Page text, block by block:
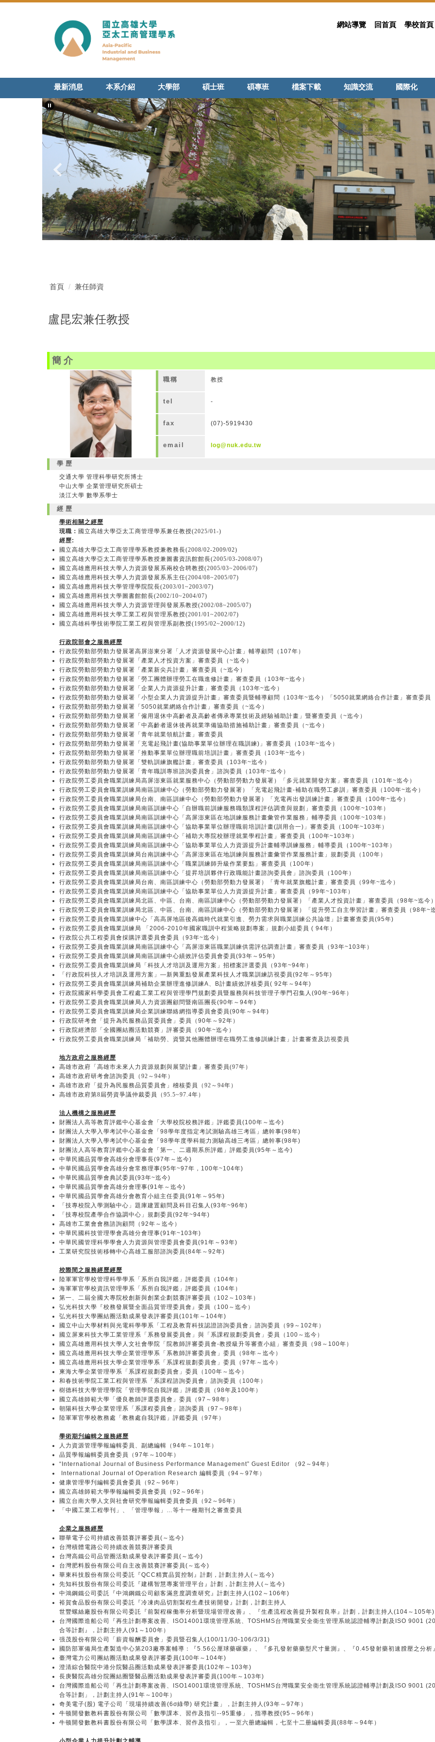
網站導覽 回首頁 學校首頁
最新消息 本系介紹 大學部 碩士班 碩專班 檔案下載 知識交流 國際化
首頁 兼任師資
盧昆宏兼任教授
簡介
職稱 教授
tel -
fax (07)-5919430
email log@nuk.edu.tw
學歷
交通大學 管理科學研究所博士
中山大學 企業管理研究所碩士
淡江大學 數學系學士
經歷
學術相關之經歷
現職： 國立高雄大學亞太工商管理學系兼任教授(2025/01-)
經歷:
國立高雄大學亞太工商管理學系教授兼教務長(2008/02-2009/02)
國立高雄大學亞太工商管理學系教授兼圖書資訊館館長(2005/03-2008/07)
國立高雄應用科技大學人力資源發展系兩校合聘教授(2005/03~2006/07)
國立高雄應用科技大學人力資源發展系系主任(2004/08~2005/07)
國立高雄應用科技大學管理學院院長(2003/01~2003/07)
國立高雄應用科技大學圖書館館長(2002/10~2004/07)
國立高雄應用科技大學人力資源管理與發展系教授(2002/08~2005/07)
國立高雄應用科技大學工業工程與管理系教授(2001/01~2002/07)
國立高雄科學技術學院工業工程與管理系副教授(1995/02~2000/12)
行政院部會之服務經歷
行政院勞動部勞動力發展署高屏澎東分署「人才資源發展中心計畫」輔導顧問（107年）
行政院勞動部勞動力發展署「產業人才投資方案」審查委員（~迄今）
行政院勞動部勞動力發展署「產業新尖兵計畫」審查委員（~迄今）
行政院勞動部勞動力發展署「勞工團體辦理勞工在職進修計畫」審查委員（103年~迄今）
行政院勞動部勞動力發展署「企業人力資源提升計畫」審查委員（103年~迄今）
行政院勞動部勞動力發展署「小型企業人力資源提升計畫」審查委員暨輔導顧問（103年~迄今）「5050就業網絡合作計畫」審查委員
行政院勞動部勞動力發展署「5050就業網絡合作計畫」審查委員（~迄今）
行政院勞動部勞動力發展署「僱用退休中高齡者及高齡者傳承專業技術及經驗補助計畫」暨審查委員（~迄今）
行政院勞動部勞動力發展署「中高齡者退休後再就業準備協助措施補助計畫」審查委員（~迄今）
行政院勞動部勞動力發展署「青年就業領航計畫」審查委員
行政院勞動部勞動力發展署「充電起飛計畫(協助事業單位辦理在職訓練)」審查委員（103年~迄今）
行政院勞動部勞動力發展署「推動事業單位辦理職前培訓計畫」審查委員（103年~迄今）
行政院勞動部勞動力發展署「雙軌訓練旗艦計畫」審查委員（103年~迄今）
行政院勞動部勞動力發展署「青年職訓專班諮詢委員會」諮詢委員（103年~迄今）
行政院勞工委員會職業訓練局高屏澎東區就業服務中心（勞動部勞動力發展署）「多元就業開發方案」審查委員（101年~迄今）
行政院勞工委員會職業訓練局南區訓練中心（勞動部勞動力發展署）「充電起飛計畫-補助在職勞工參訓」審查委員（100年~迄今）
行政院勞工委員會職業訓練局台南、南區訓練中心（勞動部勞動力發展署）「充電再出發訓練計畫」審查委員（100年~迄今）
行政院勞工委員會職業訓練局南區訓練中心「自辦職前訓練服務職類課程評估調查與規劃」審查委員（100年~103年）
行政院勞工委員會職業訓練局南區訓練中心「高屏澎東區在地訓練服務計畫彙管作業服務」輔導委員（100年~103年）
行政院勞工委員會職業訓練局南區訓練中心「協助事業單位辦理職前培訓計畫(訓用合一)」審查委員（100年~103年）
行政院勞工委員會職業訓練局南區訓練中心「補助大專院校辦理就業學程計畫」審查委員（100年~103年）
行政院勞工委員會職業訓練局南區訓練中心「協助事業單位人力資源提升計畫輔導訓練服務」輔導委員（100年~103年）
行政院勞工委員會職業訓練局台南訓練中心「高屏澎東區在地訓練與服務計畫彙管作業服務計畫」規劃委員（100年）
行政院勞工委員會職業訓練局南區訓練中心「職業訓練師升級作業要點」審查委員（100年）
行政院勞工委員會職業訓練局南區訓練中心「提昇培訓夥伴行政職能計畫諮詢委員會」諮詢委員（100年）
行政院勞工委員會職業訓練局台南、南區訓練中心（勞動部勞動力發展署）「青年就業旗艦計畫」審查委員（99年~迄今）
行政院勞工委員會職業訓練局南區訓練中心「協助事業單位人力資源提升計畫」審查委員（99年~103年）
行政院勞工委員會職業訓練局北區、中區、台南、南區訓練中心（勞動部勞動力發展署）「產業人才投資計畫」審查委員（98年~迄今）
行政院勞工委員會職業訓練局北區、中區、台南、南區訓練中心（勞動部勞動力發展署）「提升勞工自主學習計畫」審查委員（98年~迄
行政院勞工委員會職業訓練中心「高高屏地區後高鐵時代就業引進、勞力需求與職業訓練公共論壇」計畫審查委員(95年)
行政院勞工委員會職業訓練局 「2006-2010年國家職訓中程策略規劃專案」規劃小組委員 ( 94年）
行政院公共工程委員會採購評選委員會委員（93年~迄今）
行政院勞工委員會職業訓練局南區訓練中心「高屏澎東區職業訓練供需評估調查計畫」審查委員（93年~103年）
行政院勞工委員會職業訓練局南區訓練中心績效評估委員會委員(93年～95年)
行政院勞工委員會職業訓練局「科技人才培訓及運用方案」招標案評選委員（93年~94年）
「行政院科技人才培訓及運用方案」—新興重點發展產業科技人才職業訓練訪視委員(92年～95年)
行政院勞工委員會職業訓練局補助企業辦理進修訓練A、B計畫績效評核委員( 92年～94年)
行政院國家科學委員會工程處工業工程與管理學門規劃委員暨服務與科技管理子學門召集人(90年~96年）
行政院勞工委員會職業訓練局人力資源團顧問暨南區團長(90年～94年)
行政院勞工委員會職業訓練局企業訓練聯絡網指導委員會委員(90年～94年)
行政院研考會「提升為民服務品質委員會」委員（90年～92年）
行政院經濟部「全國團結圈活動競賽」評審委員（90年~迄今）
行政院勞工委員會職業訓練局「補助勞、資暨其他團體辦理在職勞工進修訓練計畫」計畫審查及訪視委員
地方政府之服務經歷
高雄市政府「高雄市未來人力資源規劃與展望計畫」審查委員(97年）
高雄市政府研考會諮詢委員（92～94年）
高雄市政府「提升為民服務品質委員會」稽核委員（92～94年）
高雄市政府第8屆勞資爭議仲裁委員（95.5~97.4年）
法人機構之服務經歷
財團法人高等教育評鑑中心基金會「大學校院校務評鑑」評鑑委員(100年～迄今)
財團法人大學入學考試中心基金會「98學年度指定考試測驗高雄三考區」總幹事(98年)
財團法人大學入學考試中心基金會「98學年度學科能力測驗高雄三考區」總幹事(98年)
財團法人高等教育評鑑中心基金會「第一、二週期系所評鑑」評鑑委員(95年～迄今)
中華民國品質學會高雄分會理事長(97年～迄今)
中華民國品質學會高雄分會常務理事(95年~97年，100年~104年)
中華民國品質學會典試委員(93年~迄今)
中華民國品質學會高雄分會理事(91年～迄今)
中華民國品質學會高雄分會教育小組主任委員(91年～95年)
「技專校院入學測驗中心」題庫建置顧問及科目召集人(93年~96年)
「技專校院產學合作協調中心」規劃委員(92年~94年)
高雄市工業會會務諮詢顧問（92年～迄今）
中華民國科技管理學會高雄分會理事(91年~103年)
中華民國管理科學學會人力資源與管理委員會委員(91年～93年)
工業研究院技術移轉中心高雄工服部諮詢委員(84年～92年)
校際間之服務經歷經歷
陸軍軍官學校管理科學學系「系所自我評鑑」評鑑委員（104年）
海軍軍官學校資訊管理學系「系所自我評鑑」評鑑委員（104年）
第一、二屆全國大專院校創新與創業企劃競賽評審委員（102～103年）
弘光科技大學『校務發展暨全面品質管理委員會』委員（100～迄今）
弘光科技大學團結圈活動成果發表評審委員(101年～104年)
國立中山大學材料與光電科學學系「工程及教育科技認證諮詢委員會」諮詢委員（99～102年）
國立屏東科技大學工業管理系「系務發展委員會」與「系課程規劃委員會」委員（100～迄今）
國立高雄應用科技大學人文社會學院「院教師評審委員會-教授級升等審查小組」審查委員（98～100年）
國立高雄應用科技大學企業管理學系「系教師評審委員會」委員（98年～迄今）
國立高雄應用科技大學企業管理學系「系課程規劃委員會」委員（97年～迄今）
柬海大學企業管理學系「系課程規劃委員會」委員（100年～迄今）
和春技術學院工業工程與管理系「系課程諮詢委員會」諮詢委員（100年）
樹德科技大學管理學院「管理學院自我評鑑」評鑑委員（98年及100年）
國立高雄師範大學「優良教師評選委員會」委員（97～98年）
朝陽科技大學企業管理系「系課程委員會」諮詢委員（97～98年）
陸軍軍官學校教務處「教務處自我評鑑」評鑑委員（97年）
學術期刋編輯之服務經歷
人力資源管理學報編輯委員、副總編輯（94年～101年）
品質學報編輯委員會委員（97年～100年）
“International Journal of Business Performance Management” Guest Editor （92～94年）
International Journal of Operation Research 編輯委員（94～97年）
健康管理學刋編輯委員會委員（92～96年）
國立高雄師範大學學報編輯委員會委員（92～96年）
國立台南大學人文與社會研究學報編輯委員會委員（92～96年）
「中國工業工程學刊」、「管理學報」…等十一種期刊之審查委員
企業之服務經歷
聯華電子公司持續改善競賽評審委員(～迄今)
台灣積體電路公司持續改善競賽評審委員
台灣高鐵公司品管圈活動成果發表評審委員(～迄今)
台灣肥料股份有限公司自主改善競賽評審委員(～迄今)
華東科技股份有限公司委託『QCC精實品質控制』計劃，計劃主持人(～迄今)
先知科技股份有限公司委託『建構智慧專案管理平台』計劃，計劃主持人(～迄今)
中鴻鋼鐵公司委託『中鴻鋼鐵公司顧客滿意度調查研究』計劃主持人(102～106年)
裕賀食品股份有限公司委託『冷凍肉品切割製程生產技術開發』計劃，計劃主持人
世豐螺絲廠股份有限公司委託『前製程稼働率分析暨現場管理改善』、『生產流程改善提升製程良率』計劃，計劃主持人(104～105年)
台灣國際造船公司『再生計劃專案改善、ISO14001環境管理系統、TOSHMS台灣職業安全衛生管理系統認證輔導計劃及ISO 9001
合等計劃』，計劃主持人(91～100年）
强茂股份有限公司「薪資報酬委員會」委員暨召集人(100/11/30-106/3/31)
國防部軍備局生產製造中心第203廠專案輔導：『5.56公厘球藥碾藥』、『多孔發射藥藥型尺寸量測』、『0.45發射藥初速膛壓之分
臺灣電力公司團結圈活動成果發表評審委員(100年～104年)
澄清綜合醫院中港分院醫品圈活動成果發表評審委員(102年～103年)
長庚醫院高雄分院團結圈暨醫品圈活動成果發表評審委員(100年～103年)
台灣國際造船公司「再生計劃專案改善、ISO14001環境管理系統、TOSHMS台灣職業安全衛生管理系統認證輔導計劃及ISO 9001
合等計劃」，計劃主持人(91年～100年）
奇美電子(股) 電子公司「現場持續改善(6σ綠帶) 研究計畫」，計劃主持人(93年～97年）
牛顿開發數教科書股份有限公司「數學課本、習作及指引--95重修」，指導教授(95～96年）
牛顿開發數教科書股份有限公司「數學課本、習作及指引」，一至六册總編輯，七至十二册編輯委員(88年～94年）